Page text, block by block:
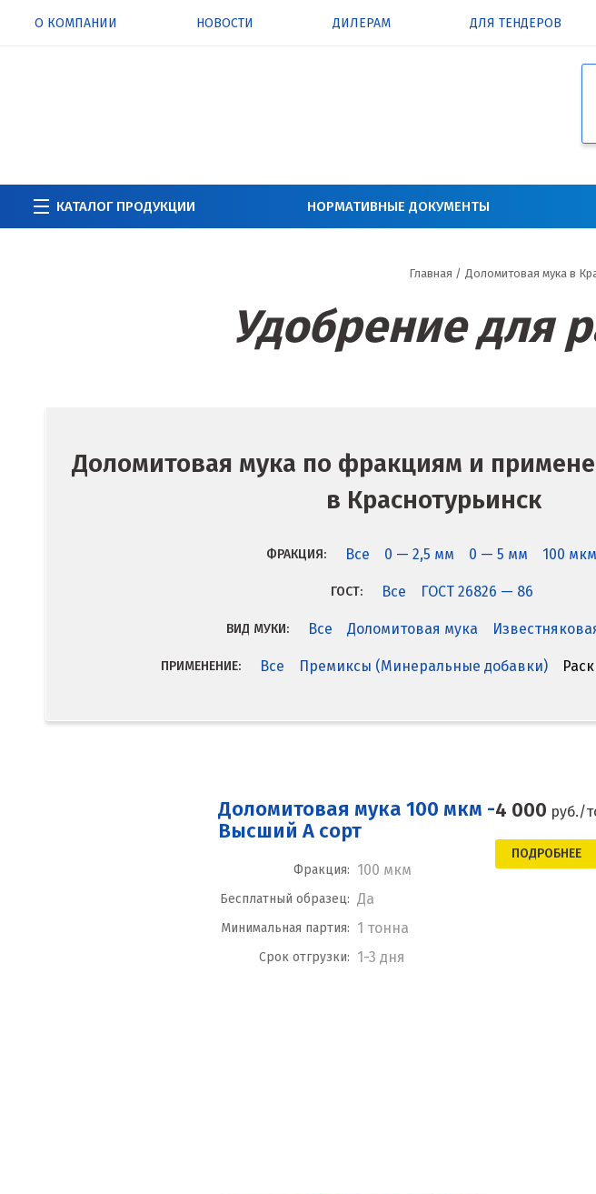
О КОМПАНИИ НОВОСТИ ДИЛЕРАМ ДЛЯ ТЕНДЕРОВ
КАТАЛОГ ПРОДУКЦИИ НОРМАТИВНЫЕ ДОКУМЕНТЫ
Главная / Доломитовая мука в
Удобрение для
Доломитовая мука по фракциям и
в Краснотурьинск
ФРАКЦИЯ: Все 0 — 2,5 мм 0 — 5 мм 100 мкм
ГОСТ: Все ГОСТ 26826 — 86
ВИД МУКИ: Все Доломитовая мука
ПРИМЕНЕНИЕ: Все Премиксы (Минеральные добавки)
Доломитовая мука 100 мкм -
Высший А сорт
Фракция: 100 мкм
Бесплатный образец: Да
Минимальная партия: 1 тонна
Срок отгрузки: 1-3 дня
4 000 руб./
ПОДРОБНЕЕ